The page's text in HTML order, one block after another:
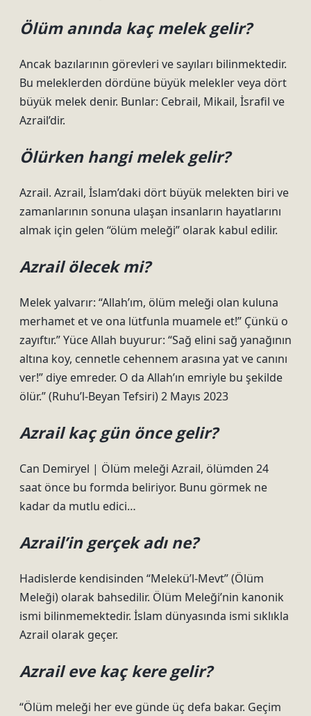
Ölüm anında kaç melek gelir?
Ancak bazılarının görevleri ve sayıları bilinmektedir.
Bu meleklerden dördüne büyük melekler veya dört
büyük melek denir. Bunlar: Cebrail, Mikail, İsrafil ve
Azrail’dir.
Ölürken hangi melek gelir?
Azrail. Azrail, İslam’daki dört büyük melekten biri ve
zamanlarının sonuna ulaşan insanların hayatlarını
almak için gelen “ölüm meleği” olarak kabul edilir.
Azrail ölecek mi?
Melek yalvarır: “Allah’ım, ölüm meleği olan kuluna
merhamet et ve ona lütfunla muamele et!” Çünkü o
zayıftır.” Yüce Allah buyurur: “Sağ elini sağ yanağının
altına koy, cennetle cehennem arasına yat ve canını
ver!” diye emreder. O da Allah’ın emriyle bu şekilde
ölür.” (Ruhu’l-Beyan Tefsiri) 2 Mayıs 2023
Azrail kaç gün önce gelir?
Can Demiryel | Ölüm meleği Azrail, ölümden 24
saat önce bu formda beliriyor. Bunu görmek ne
kadar da mutlu edici…
Azrail’in gerçek adı ne?
Hadislerde kendisinden “Melekü’l-Mevt” (Ölüm
Meleği) olarak bahsedilir. Ölüm Meleği’nin kanonik
ismi bilinmemektedir. İslam dünyasında ismi sıklıkla
Azrail olarak geçer.
Azrail eve kaç kere gelir?
“Ölüm meleği her eve günde üç defa bakar. Geçim